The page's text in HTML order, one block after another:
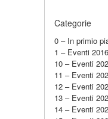
Categorie
0 – In primio
1 – Eventi 2016
10 – Eventi
11 – Eventi
12 – Eventi
13 – Eventi
14 – Eventi